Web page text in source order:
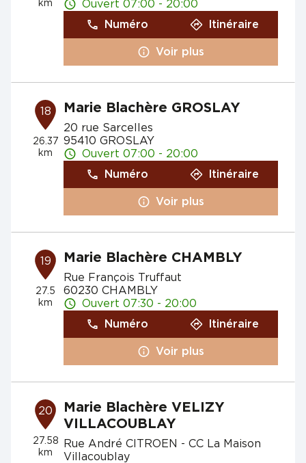
km
Ouvert 07:00 - 20:00
Numéro
Itinéraire
Voir plus
18
26.37
km
Marie Blachère GROSLAY
20 rue Sarcelles
95410 GROSLAY
Ouvert 07:00 - 20:00
Numéro
Itinéraire
Voir plus
19
27.5
km
Marie Blachère CHAMBLY
Rue François Truffaut
60230 CHAMBLY
Ouvert 07:30 - 20:00
Numéro
Itinéraire
Voir plus
20
27.58
km
Marie Blachère VELIZY
VILLACOUBLAY
Rue André CITROEN - CC La Maison
Villacoublay